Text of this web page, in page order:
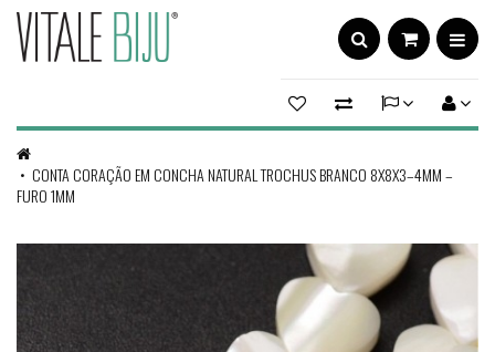
CONTA CORAÇÃO EM CONCHA NATURAL TROCHUS BRANCO 8X8X3–4MM –
FURO 1MM